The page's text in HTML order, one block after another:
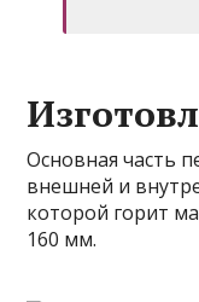
Основная часть
внешней и
которой горит
160 мм.